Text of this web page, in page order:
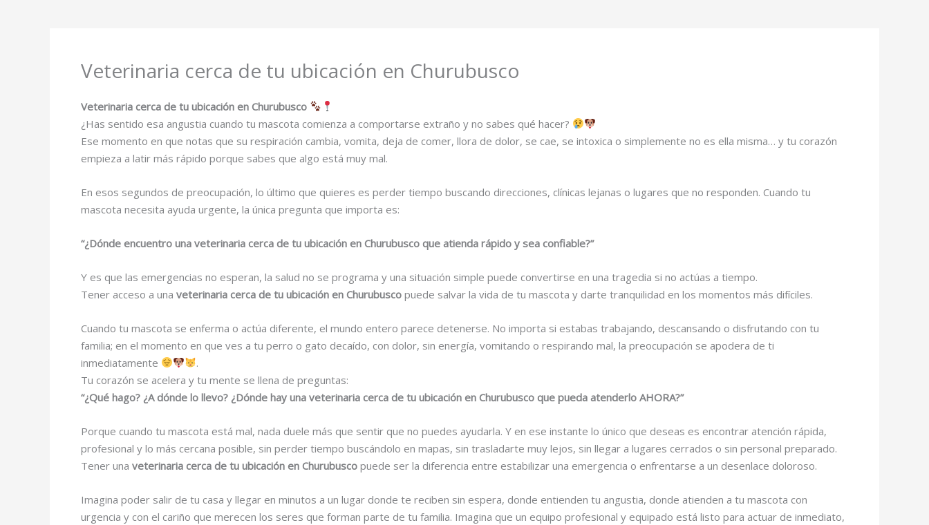
Veterinaria cerca de tu ubicación en Churubusco
Veterinaria cerca de tu ubicación en Churubusco
¿Has sentido esa angustia cuando tu mascota comienza a comportarse extraño y no sabes qué hacer?
Ese momento en que notas que su respiración cambia, vomita, deja de comer, llora de dolor, se cae, se intoxica o simplemente no es ella misma… y tu corazón
empieza a latir más rápido porque sabes que algo está muy mal.
En esos segundos de preocupación, lo último que quieres es perder tiempo buscando direcciones, clínicas lejanas o lugares que no responden. Cuando tu
mascota necesita ayuda urgente, la única pregunta que importa es:
“¿Dónde encuentro una veterinaria cerca de tu ubicación en Churubusco que atienda rápido y sea confiable?”
Y es que las emergencias no esperan, la salud no se programa y una situación simple puede convertirse en una tragedia si no actúas a tiempo.
Tener acceso a una veterinaria cerca de tu ubicación en Churubusco puede salvar la vida de tu mascota y darte tranquilidad en los momentos más difíciles.
Cuando tu mascota se enferma o actúa diferente, el mundo entero parece detenerse. No importa si estabas trabajando, descansando o disfrutando con tu
familia; en el momento en que ves a tu perro o gato decaído, con dolor, sin energía, vomitando o respirando mal, la preocupación se apodera de ti
inmediatamente
.
Tu corazón se acelera y tu mente se llena de preguntas:
“¿Qué hago? ¿A dónde lo llevo? ¿Dónde hay una veterinaria cerca de tu ubicación en Churubusco que pueda atenderlo AHORA?”
Porque cuando tu mascota está mal, nada duele más que sentir que no puedes ayudarla. Y en ese instante lo único que deseas es encontrar atención rápida,
profesional y lo más cercana posible, sin perder tiempo buscándolo en mapas, sin trasladarte muy lejos, sin llegar a lugares cerrados o sin personal preparado.
Tener una veterinaria cerca de tu ubicación en Churubusco puede ser la diferencia entre estabilizar una emergencia o enfrentarse a un desenlace doloroso.
Imagina poder salir de tu casa y llegar en minutos a un lugar donde te reciben sin espera, donde entienden tu angustia, donde atienden a tu mascota con
urgencia y con el cariño que merecen los seres que forman parte de tu familia. Imagina que un equipo profesional y equipado está listo para actuar de inmediato,